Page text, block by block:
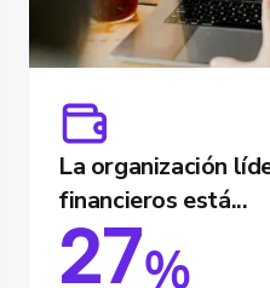
La organización
financieros está...
27%